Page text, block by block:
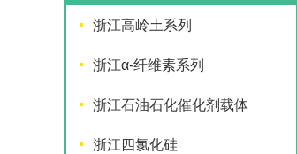
浙江高岭土系列
浙江α-纤维素系列
浙江石油石化催化剂载体
浙江四氯化硅